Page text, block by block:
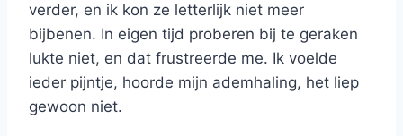
verder, en ik kon ze letterlijk niet meer
bijbenen. In eigen tijd proberen bij te geraken
lukte niet, en dat frustreerde me. Ik voelde
ieder pijntje, hoorde mijn ademhaling, het liep
gewoon niet.